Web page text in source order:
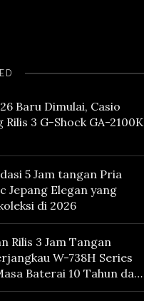
Baru Dimulai, Casio
Rilis 3 G-Shock GA-2100K
5 Jam tangan Pria
Jepang Elegan yang
di 2026
Rilis 3 Jam Tangan
W-738H Series
Baterai 10 Tahun dan